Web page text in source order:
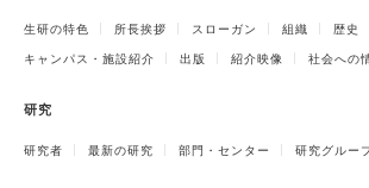
生研の特色 所長挨拶 スローガン 組織 歴史
キャンパス・施設紹介 出版 紹介映像 社会への
研究
研究者 最新の研究 部門・センター 研究グルー